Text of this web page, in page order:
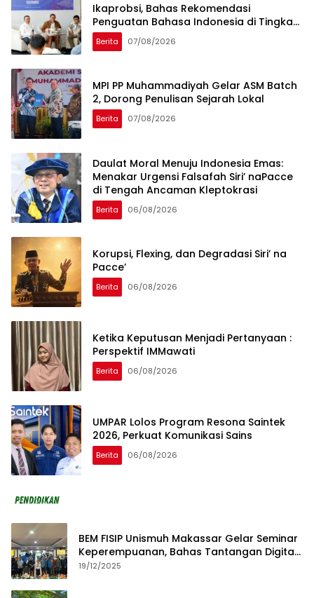
Ikaprobsi, Bahas Rekomendasi
Penguatan Bahasa Indonesia di Tingkat
Global
Berita 07/08/2026
MPI PP Muhammadiyah Gelar ASM Batch
2, Dorong Penulisan Sejarah Lokal
Berita 07/08/2026
Daulat Moral Menuju Indonesia Emas:
Menakar Urgensi Falsafah Siri’ naPacce
di Tengah Ancaman Kleptokrasi
Berita 06/08/2026
Korupsi, Flexing, dan Degradasi Siri’ na
Pacce’
Berita 06/08/2026
Ketika Keputusan Menjadi Pertanyaan :
Perspektif IMMawati
Berita 06/08/2026
UMPAR Lolos Program Resona Saintek
2026, Perkuat Komunikasi Sains
Berita 06/08/2026
BEM FISIP Unismuh Makassar Gelar Seminar
Keperempuanan, Bahas Tantangan Digital
dan Budaya Lokal
19/12/2025